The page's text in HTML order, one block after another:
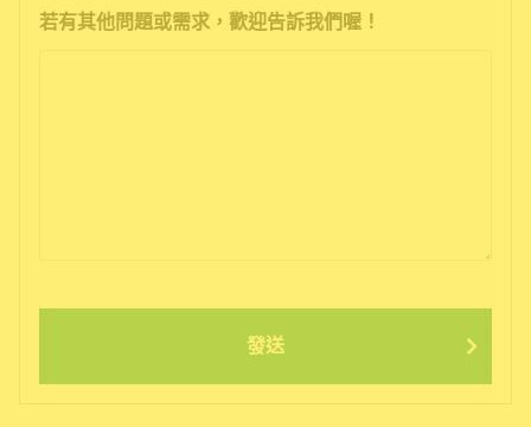
若有其他問題或需求，歡迎告訴我們喔！
發送